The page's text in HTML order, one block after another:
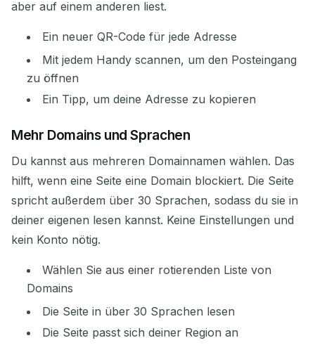
aber auf einem anderen liest.
Ein neuer QR-Code für jede Adresse
Mit jedem Handy scannen, um den Posteingang
zu öffnen
Ein Tipp, um deine Adresse zu kopieren
Mehr Domains und Sprachen
Du kannst aus mehreren Domainnamen wählen. Das
hilft, wenn eine Seite eine Domain blockiert. Die Seite
spricht außerdem über 30 Sprachen, sodass du sie in
deiner eigenen lesen kannst. Keine Einstellungen und
kein Konto nötig.
Wählen Sie aus einer rotierenden Liste von
Domains
Die Seite in über 30 Sprachen lesen
Die Seite passt sich deiner Region an